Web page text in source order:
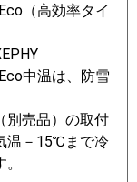
（高効率タイ
Eco中温は、防雪
別売品）の取付
温－15℃まで冷